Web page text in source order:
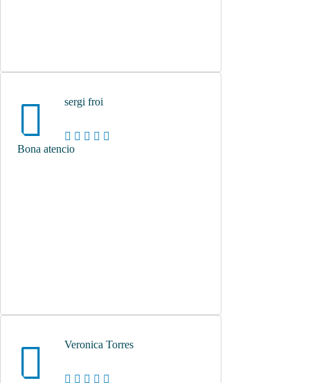
sergi froi
Bona atencio
Veronica Torres